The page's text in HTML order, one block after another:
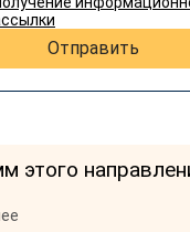
Отправить
этого